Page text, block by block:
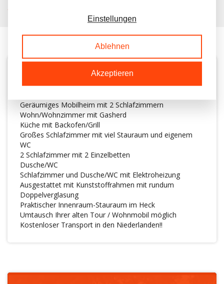
BESCHREIBUNG
Geräumiges Mobilheim mit 2 Schlafzimmern
Wohn/Wohnzimmer mit Gasherd
Küche mit Backofen/Grill
Großes Schlafzimmer mit viel Stauraum und eigenem
WC
2 Schlafzimmer mit 2 Einzelbetten
Dusche/WC
Schlafzimmer und Dusche/WC mit Elektroheizung
Ausgestattet mit Kunststoffrahmen mit rundum
Doppelverglasung
Praktischer Innenraum-Stauraum im Heck
Umtausch Ihrer alten Tour / Wohnmobil möglich
Kostenloser Transport in den Niederlanden!!
Einstellungen
Ablehnen
Akzeptieren